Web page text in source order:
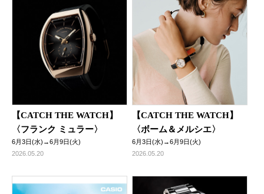
【CATCH THE WATCH】
〈フランク ミュラー〉
6月3日(水)→6月9日(火)
2026.05.20
【CATCH THE WATCH】
〈ボーム＆メルシエ〉
6月3日(水)→6月9日(火)
2026.05.20